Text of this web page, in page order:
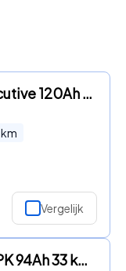
BMW i3 - Executive 120Ah 42 kWh/Leder/Sunroof/Carplay/W-pomp/Camera/2
km
Vergelijk
BMW i3 - 170PK 94Ah 33 kWh NL AUTO LED+GROOT SCHERM NAVI+PDC